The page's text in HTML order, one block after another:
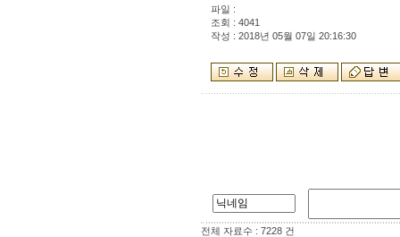
파일 :
조회 : 4041
작성 : 2018년 05월 07일 20:16:30
전체 자료수 : 7228 건